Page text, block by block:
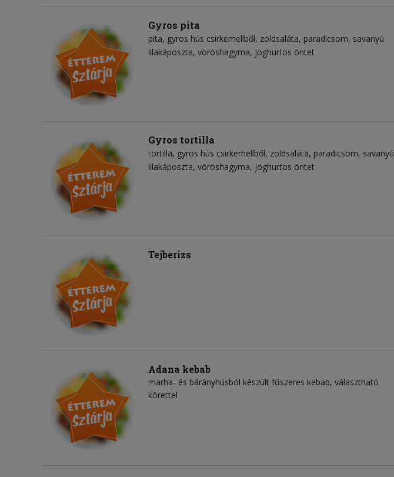
Gyros pita
pita gyros hús csirkemellből zöldsaláta paradicsom savanyú
lilakáposzta vöröshagyma joghurtos öntet
Gyros tortilla
tortilla gyros hús csirkemellből zöldsaláta paradicsom savanyú
lilakáposzta vöröshagyma joghurtos öntet
Tejberizs
Adana kebab
marha- és bárányhúsból készült fűszeres kebab, választható
körettel